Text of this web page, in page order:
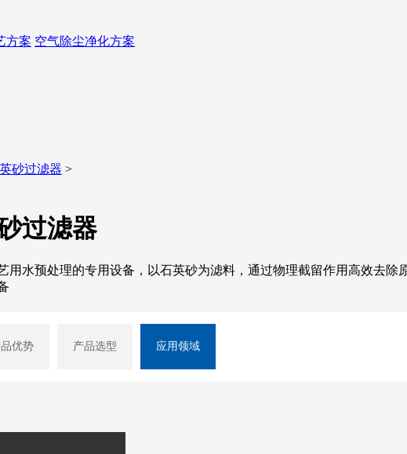
方案 空气除尘净化方案
砂过滤器 >
过滤器
用水预处理的专用设备，以石英砂为滤料，通过物理截留作用高效去
优势 产品选型 应用领域